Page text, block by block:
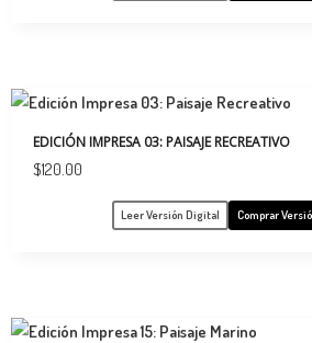
EDICIÓN IMPRESA 03: PAISAJE RECREATIVO
$120.00
Leer Versión Digital Comprar